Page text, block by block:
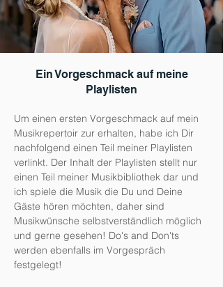
Ein Vorgeschmack auf meine
Playlisten
Um einen ersten Vorgeschmack auf mein
Musikrepertoir zur erhalten, habe ich Dir
nachfolgend einen Teil meiner Playlisten
verlinkt. Der Inhalt der Playlisten stellt nur
einen Teil meiner Musikbibliothek dar und
ich spiele die Musik die Du und Deine
Gäste hören möchten, daher sind
Musikwünsche selbstverständlich möglich
und gerne gesehen! Do's and Don'ts
werden ebenfalls im Vorgespräch
festgelegt!